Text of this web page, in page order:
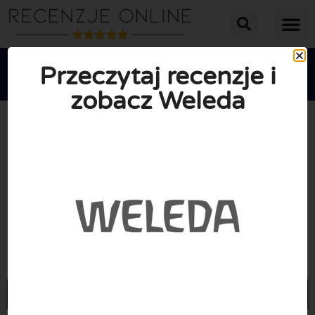

Przeczytaj recenzje i
zobacz Weleda